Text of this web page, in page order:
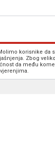
korisnike da
Zbog
da među